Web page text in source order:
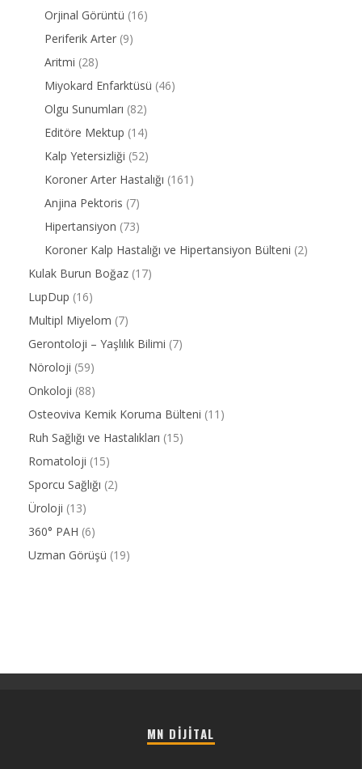
Orjinal Görüntü (16)
Periferik Arter (9)
Aritmi (28)
Miyokard Enfarktüsü (46)
Olgu Sunumları (82)
Editöre Mektup (14)
Kalp Yetersizliği (52)
Koroner Arter Hastalığı (161)
Anjina Pektoris (7)
Hipertansiyon (73)
Koroner Kalp Hastalığı ve Hipertansiyon Bülteni (2)
Kulak Burun Boğaz (17)
LupDup (16)
Multipl Miyelom (7)
Gerontoloji – Yaşlılık Bilimi (7)
Nöroloji (59)
Onkoloji (88)
Osteoviva Kemik Koruma Bülteni (11)
Ruh Sağlığı ve Hastalıkları (15)
Romatoloji (15)
Sporcu Sağlığı (2)
Üroloji (13)
360° PAH (6)
Uzman Görüşü (19)
MN DIJITAL